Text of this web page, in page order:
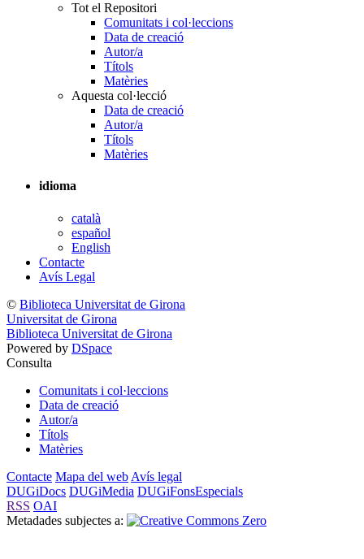
Tot el Repositori
Comunitats i col·leccions
Data de creació
Autor/a
Títols
Matèries
Aquesta col·lecció
Data de creació
Autor/a
Títols
Matèries
idioma
català
español
English
Contacte
Avís Legal
© Biblioteca Universitat de Girona
Universitat de Girona
Biblioteca Universitat de Girona
Powered by DSpace
Consulta
Comunitats i col·leccions
Data de creació
Autor/a
Títols
Matèries
Contacte Mapa del web Avís legal
DUGiDocs DUGiMedia DUGiFonsEspecials
RSS OAI
Metadades subjectes a: